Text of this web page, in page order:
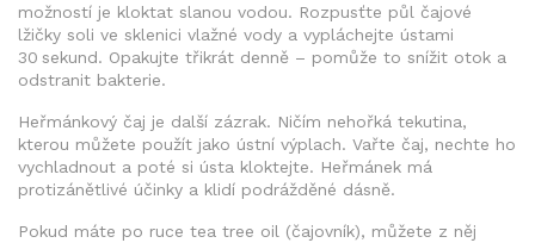
možností je kloktat slanou vodou. Rozpusťte půl čajové
lžičky soli ve sklenici vlažné vody a vypláchejte ústami
30 sekund. Opakujte třikrát denně – pomůže to snížit otok a
odstranit bakterie.
Heřmánkový čaj je další zázrak. Ničím nehořká tekutina,
kterou můžete použít jako ústní výplach. Vařte čaj, nechte ho
vychladnout a poté si ústa kloktejte. Heřmánek má
protizánětlivé účinky a klidí podrážděné dásně.
Pokud máte po ruce tea tree oil (čajovník), můžete z něj